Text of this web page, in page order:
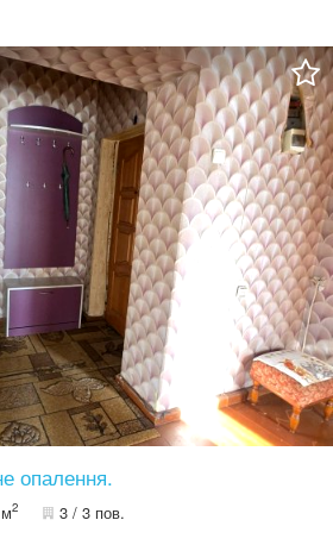
інформацію або відеоогляд можу
опалення.
2 3 / 3 пов.